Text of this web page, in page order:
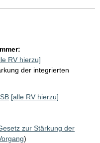
RV hierzu]
der integrierten
[alle RV hierzu]
zur Stärkung der
)